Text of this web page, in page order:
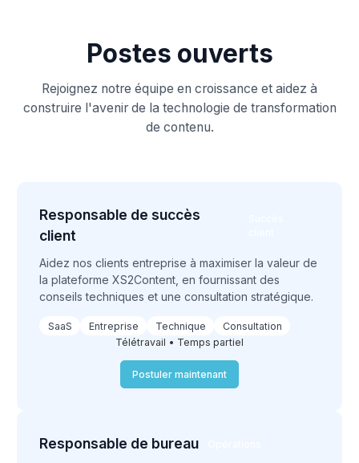
Postes ouverts
Rejoignez notre équipe en croissance et aidez à
construire l'avenir de la technologie de transformation
de contenu.
Responsable de succès
client
Aidez nos clients entreprise à maximiser la valeur de
la plateforme XS2Content, en fournissant des
conseils techniques et une consultation stratégique.
SaaS Entreprise Technique
Consultation
Télétravail • Temps partiel
Postuler maintenant
Responsable de bureau